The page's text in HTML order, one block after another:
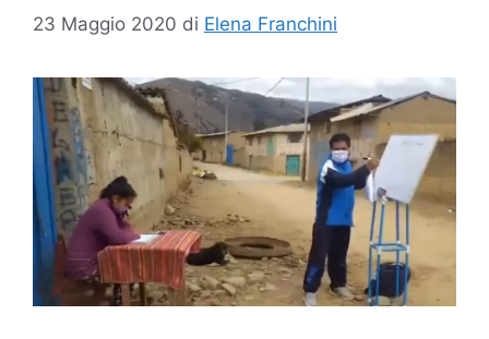
23 Maggio 2020 di Elena Franchini